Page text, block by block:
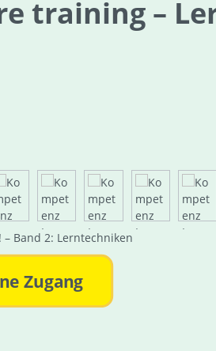
training –
Zugang